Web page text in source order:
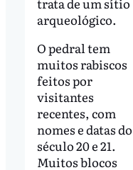
arqueológico.
O pedral tem
muitos rabiscos
feitos por
visitantes
recentes, com
nomes e datas do
século 20 e 21.
Muitos blocos